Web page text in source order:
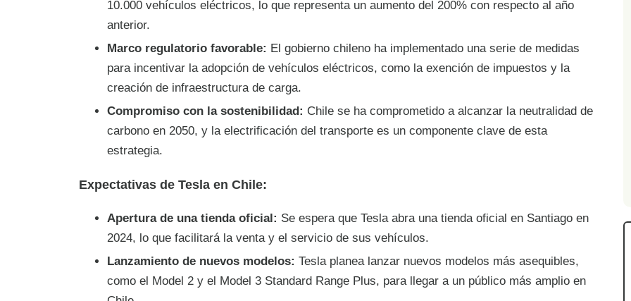
10.000 vehículos eléctricos, lo que representa un aumento del 200% con respecto al año
anterior.
Marco regulatorio favorable: El gobierno chileno ha implementado una serie de medidas
para incentivar la adopción de vehículos eléctricos, como la exención de impuestos y la
creación de infraestructura de carga.
Compromiso con la sostenibilidad: Chile se ha comprometido a alcanzar la neutralidad de
carbono en 2050, y la electrificación del transporte es un componente clave de esta
estrategia.
Expectativas de Tesla en Chile:
Apertura de una tienda oficial: Se espera que Tesla abra una tienda oficial en Santiago en
2024, lo que facilitará la venta y el servicio de sus vehículos.
Lanzamiento de nuevos modelos: Tesla planea lanzar nuevos modelos más asequibles,
como el Model 2 y el Model 3 Standard Range Plus, para llegar a un público más amplio en